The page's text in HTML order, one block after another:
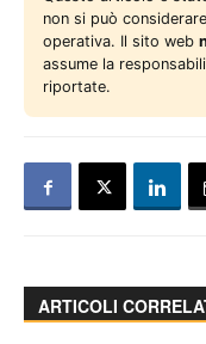
non si può
operativa. Il sito web
assume la
riportate.
ARTICOLI